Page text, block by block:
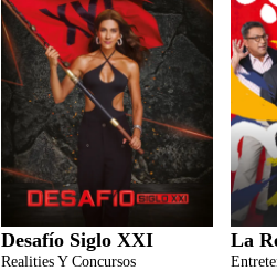
Desafío Siglo XXI
Realities Y Concursos
La